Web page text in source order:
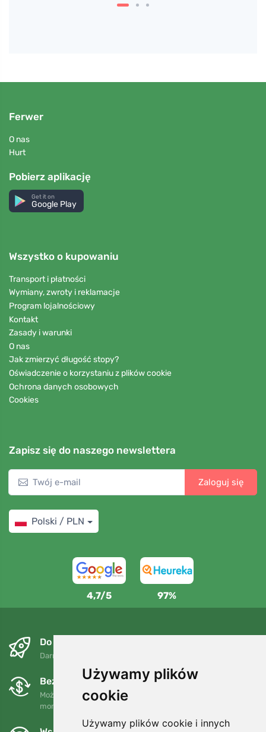
Używamy plików
cookie
Używamy plików cookie i innych
Ferwer
O nas
Hurt
Pobierz aplikację
Get it on
Google Play
Wszystko o kupowaniu
Transport i płatności
Wymiany, zwroty i reklamacje
Program lojalnościowy
Kontakt
Zasady i warunki
O nas
Jak zmierzyć długość stopy?
Oświadczenie o korzystaniu z plików cookie
Ochrona danych osobowych
Cookies
Zapisz się do naszego newslettera
Zaloguj się
Polski / PLN
4,7/5 97%
Do następnego dnia i bezpłatnie
Darmowa wysyłka dla zamówień powyżej 250 PLN
Bezpłatne wymiany i zwroty
Możesz zwrócić lub wymienić swoje zamówienie w dowolnym
momencie w ciągu 90 dni.